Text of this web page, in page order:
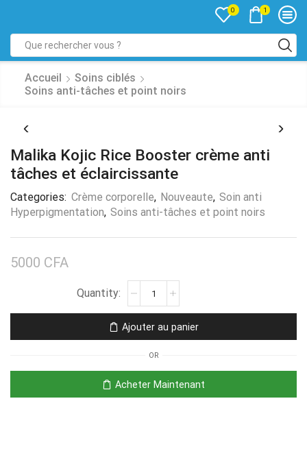
0 1
Accueil
Soins ciblés
Soins anti-tâches et point noirs
Malika Kojic Rice Booster crème anti
tâches et éclaircissante
Categories: Crème corporelle, Nouveaute, Soin anti
Hyperpigmentation, Soins anti-tâches et point noirs
5000 CFA
Ajouter au panier
OR
Acheter Maintenant